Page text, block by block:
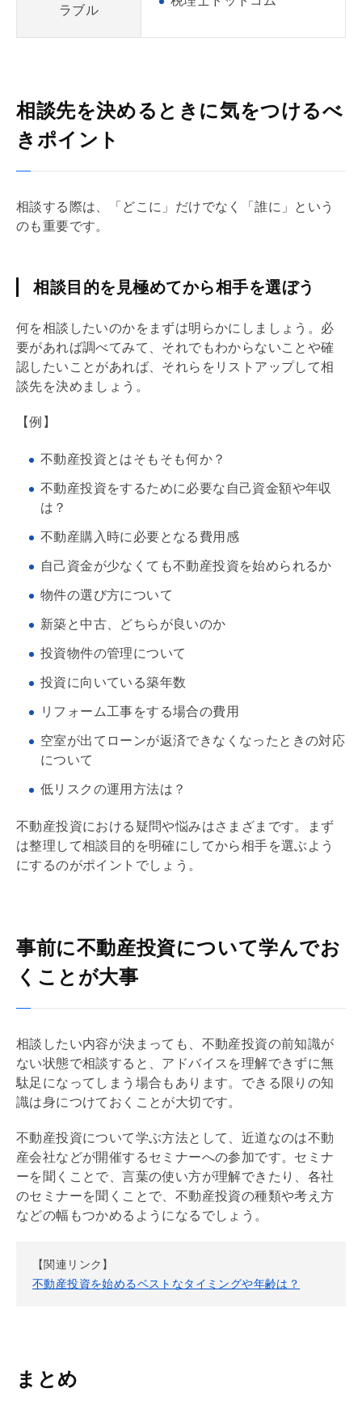
ラブル
相談先を決めるときに気をつけるべ
きポイント
相談する際は、「どこに」だけでなく「誰に」という
のも重要です。
相談目的を見極めてから相手を選ぼう
何を相談したいのかをまずは明らかにしましょう。必
要があれば調べてみて、それでもわからないことや確
認したいことがあれば、それらをリストアップして相
談先を決めましょう。
【例】
不動産投資とはそもそも何か？
不動産投資をするために必要な自己資金額や年収
は？
不動産購入時に必要となる費用感
自己資金が少なくても不動産投資を始められるか
物件の選び方について
新築と中古、どちらが良いのか
投資物件の管理について
投資に向いている築年数
リフォーム工事をする場合の費用
空室が出てローンが返済できなくなったときの対応
について
低リスクの運用方法は？
不動産投資における疑問や悩みはさまざまです。まず
は整理して相談目的を明確にしてから相手を選ぶよう
にするのがポイントでしょう。
事前に不動産投資について学んでお
くことが大事
相談したい内容が決まっても、不動産投資の前知識が
ない状態で相談すると、アドバイスを理解できずに無
駄足になってしまう場合もあります。できる限りの知
識は身につけておくことが大切です。
不動産投資について学ぶ方法として、近道なのは不動
産会社などが開催するセミナーへの参加です。セミナ
ーを聞くことで、言葉の使い方が理解できたり、各社
のセミナーを聞くことで、不動産投資の種類や考え方
などの幅もつかめるようになるでしょう。
【関連リンク】
不動産投資を始めるベストなタイミングや年齢は？
まとめ